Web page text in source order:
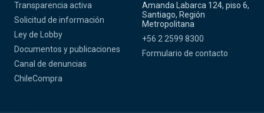
Transparencia activa
Solicitud de información
Ley de Lobby
Documentos y publicaciones
Canal de denuncias
ChileCompra
Amanda Labarca 124, piso 6,
Santiago, Región
Metropolitana
+56 2 2599 8300
Formulario de contacto